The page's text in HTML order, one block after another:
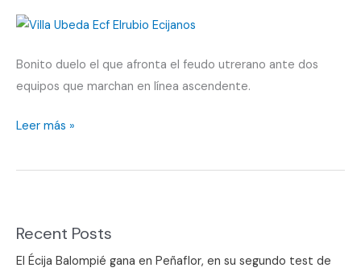
Bonito duelo el que afronta el feudo utrerano ante dos
equipos que marchan en línea ascendente.
Utrera
ser
paso
Leer más »
Recent Posts
El Écija Balompié gana en Peñaflor, en su segundo test de